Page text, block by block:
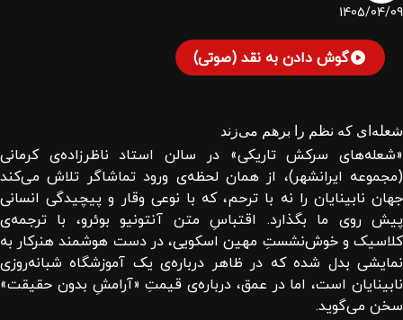
1405/04/09
گوش دادن به نقد (صوتی)
شعله‌ای که نظم را برهم می‌زند
«شعله‌های سرکش تاریکی» در سالن استاد ناظرزاده‌ی کرمانی
(مجموعه ایرانشهر)، از همان لحظه‌ی ورود تماشاگر تلاش می‌کند
جهان نابینایان را نه با ترحم، که با نوعی وقار و پیچیدگی انسانی
پیش روی ما بگذارد. اقتباسِ متن آنتونیو بوئرو، با ترجمه‌ی
کلاسیک و خوش‌نشستِ مهین اسکویی، در دست هوشمند هنرکار به
نمایشی بدل شده که در ظاهر درباره‌ی یک آموزشگاه شبانه‌روزی
نابینایان است، اما در عمق، درباره‌ی قیمتِ «آرامشِ بدون حقیقت»
سخن می‌گوید.